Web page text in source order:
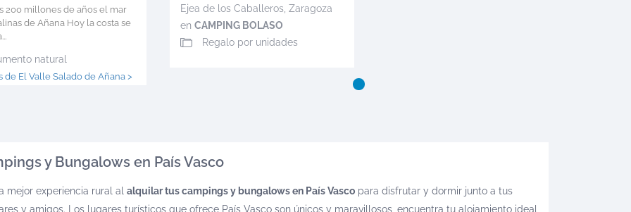
200 millones de años el mar
de Añana Hoy la costa se
natural
de El Valle Salado de Añana >
Ejea de los Caballeros, Zaragoza
en CAMPING BOLASO
Regalo por unidades
y Bungalows en País Vasco
mejor experiencia rural al alquilar tus campings y bungalows en País Vascopara disfrutar y dormir junto a tus
y amigos. Los lugares turísticos que ofrece País Vasco son únicos y maravillosos, encuentra tu alojamiento ideal